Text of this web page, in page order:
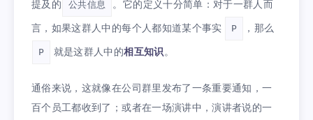
提及的
公共信息
。它的定义十分简单：对于一群人而
言，如果这群人中的每个人都知道某个事实
P ，那么
P 就是这群人中的相互知识。
通俗来说，这就像在公司群里发布了一条重要通知，一
百个员工都收到了；或者在一场演讲中，演讲者说的一